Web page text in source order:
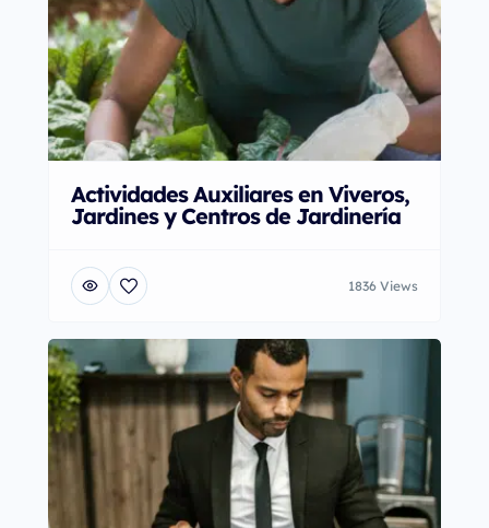
Actividades Auxiliares en Viveros,
Jardines y Centros de Jardinería
1836 Views